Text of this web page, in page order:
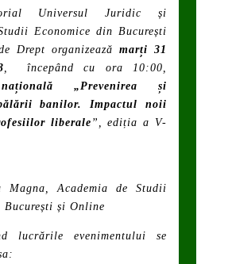
Universul Juridic și
Economice din București
Drept organizează marți 31
, începând cu ora 10:00,
națională „Prevenirea și
banilor. Impactul noii
liberale ”, ediția a V-
Magna, Academia de Studii
București și Online
lucrările evenimentului se